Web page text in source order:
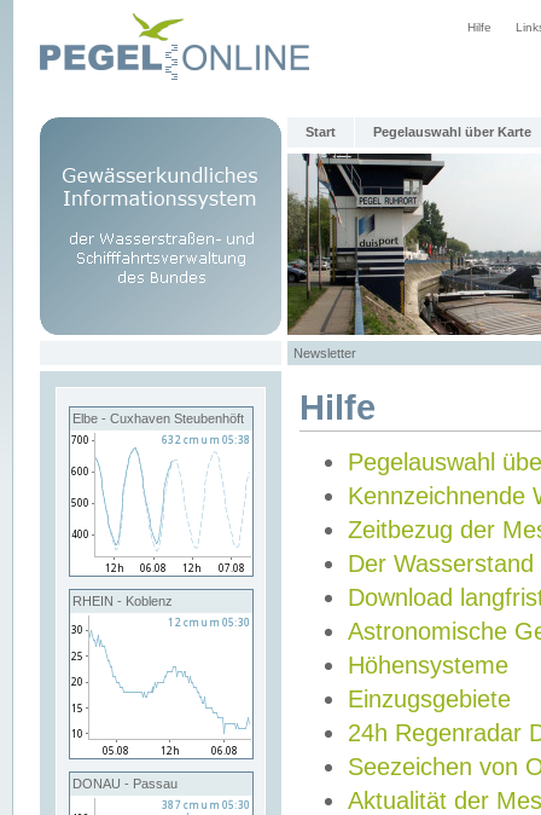
Hilfe
Start Pegelauswahl über Karte
Newsletter
Elbe - Cuxhaven Steubenhöft
RHEIN - Koblenz
DONAU - Passau
Hilfe
Pegelauswahl
Kennzeichnende
Zeitbezug der
Der Wasserstand
Download
Astronomische
Höhensysteme
Einzugsgebiete
24h Regenradar
Seezeichen von
Aktualität der